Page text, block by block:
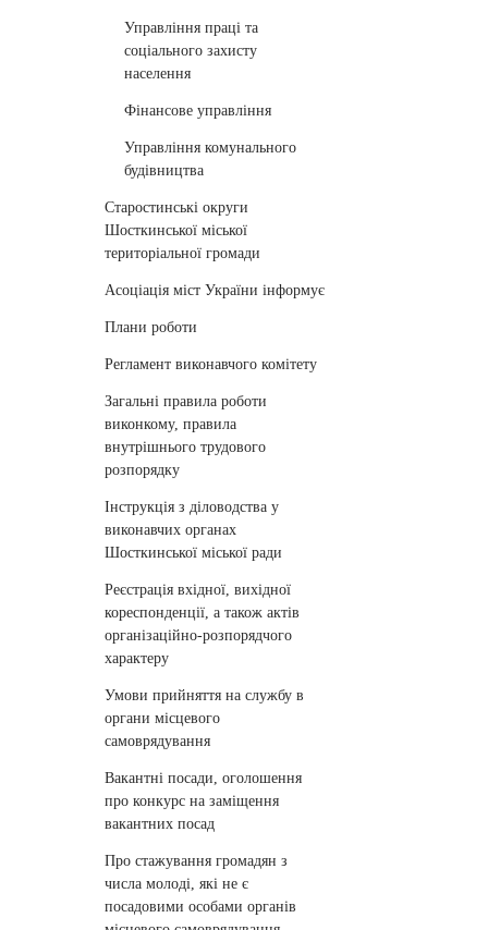
Управління праці та
соціального захисту
населення
Фінансове управління
Управління комунального
будівництва
Старостинські округи
Шосткинської міської
територіальної громади
Асоціація міст України інформує
Плани роботи
Регламент виконавчого комітету
Загальні правила роботи
виконкому, правила
внутрішнього трудового
розпорядку
Інструкція з діловодства у
виконавчих органах
Шосткинської міської ради
Реєстрація вхідної, вихідної
кореспонденції, а також актів
організаційно-розпорядчого
характеру
Умови прийняття на службу в
органи місцевого
самоврядування
Вакантні посади, оголошення
про конкурс на заміщення
вакантних посад
Про стажування громадян з
числа молоді, які не є
посадовими особами органів